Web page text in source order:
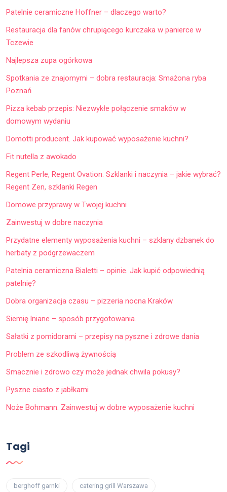
Patelnie ceramiczne Hoffner – dlaczego warto?
Restauracja dla fanów chrupiącego kurczaka w panierce w
Tczewie
Najlepsza zupa ogórkowa
Spotkania ze znajomymi – dobra restauracja: Smażona ryba
Poznań
Pizza kebab przepis: Niezwykłe połączenie smaków w
domowym wydaniu
Domotti producent. Jak kupować wyposażenie kuchni?
Fit nutella z awokado
Regent Perle, Regent Ovation. Szklanki i naczynia – jakie wybrać?
Regent Zen, szklanki Regen
Domowe przyprawy w Twojej kuchni
Zainwestuj w dobre naczynia
Przydatne elementy wyposażenia kuchni – szklany dzbanek do
herbaty z podgrzewaczem
Patelnia ceramiczna Bialetti – opinie. Jak kupić odpowiednią
patelnię?
Dobra organizacja czasu – pizzeria nocna Kraków
Siemię lniane – sposób przygotowania.
Sałatki z pomidorami – przepisy na pyszne i zdrowe dania
Problem ze szkodliwą żywnością
Smacznie i zdrowo czy może jednak chwila pokusy?
Pyszne ciasto z jabłkami
Noże Bohmann. Zainwestuj w dobre wyposażenie kuchni
Tagi
berghoff garnki catering grill Warszawa